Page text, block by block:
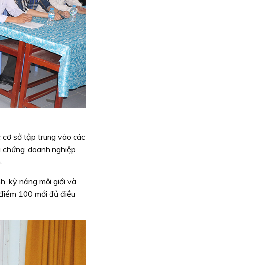
cơ sở tập trung vào các
doanh nghiệp,
kỹ năng môi giới và
100 mới đủ điều